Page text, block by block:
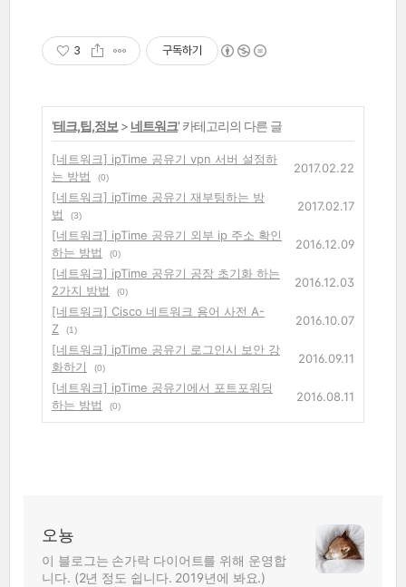
3 구독하기
'테크,팁,정보 > 네트워크' 카테고리의 다른 글
[네트워크] ipTime 공유기 vpn 서버 설정하
는 방법
(0)
2017.02.22
[네트워크] ipTime 공유기 재부팅하는 방
법
(3)
2017.02.17
[네트워크] ipTime 공유기 외부 ip 주소 확인
하는 방법
(0)
2016.12.09
[네트워크] ipTime 공유기 공장 초기화 하는
2가지 방법
(0)
2016.12.03
[네트워크] Cisco 네트워크 용어 사전 A-
Z
(1)
2016.10.07
[네트워크] ipTime 공유기 로그인시 보안 강
화하기
(0)
2016.09.11
[네트워크] ipTime 공유기에서 포트포워딩
하는 방법
(0)
2016.08.11
오뇽
이 블로그는 손가락 다이어트를 위해 운영합
니다. (2년 정도 쉽니다. 2019년에 봐요.)